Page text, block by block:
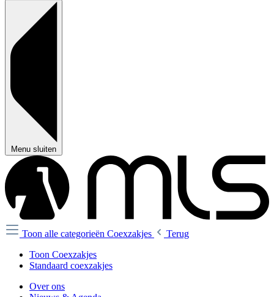
Menu sluiten
Toon alle categorieën Coexzakjes
Terug
Toon Coexzakjes
Standaard coexzakjes
Over ons